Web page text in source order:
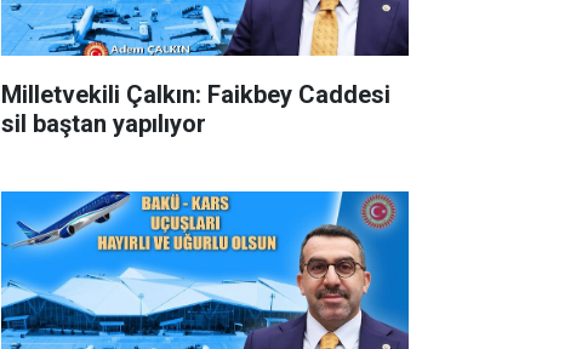
Milletvekili Çalkın: Faikbey Caddesi
sil baştan yapılıyor